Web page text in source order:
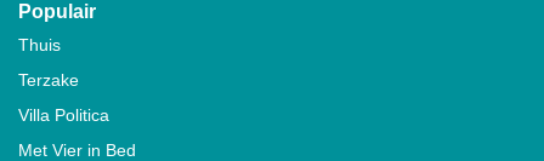
Populair
Thuis
Terzake
Villa Politica
Met Vier in Bed